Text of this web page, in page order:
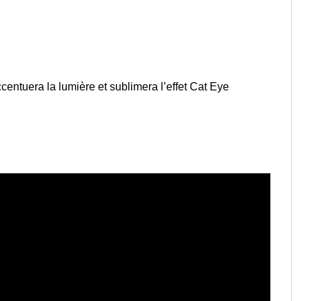
la lumière et sublimera l’effet Cat Eye